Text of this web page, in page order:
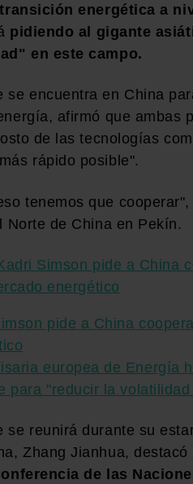
energética a
pidiendo al gigante
en este campo.
se encuentra en China
afirmó que ambas
de las tecnologías
rápido posible".
tenemos que
Norte de China en Pekín.
pide a China
europea de Energía
para "reducir la
se reunirá durante su
Zhang Jianhua,
de las